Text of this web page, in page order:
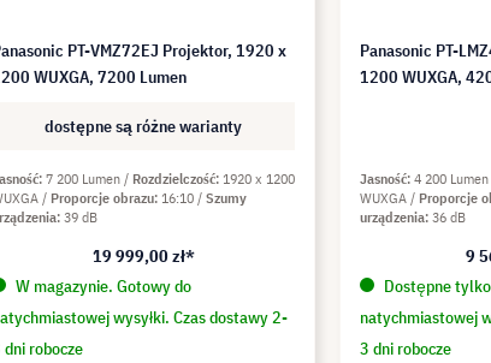
PT-VMZ72EJ Projektor, 1920 x
WUXGA, 7200 Lumen
dostępne są różne warianty
7 200 Lumen Rozdzielczość 1920 x 1200
Proporcje obrazu 16:10
Szumy
39 dB
19 999,00 zł*
W magazynie. Gotowy do
wysyłki. Czas dostawy 2-
dni robocze
Panasonic PT-
1200 WUXGA,
Jasność 4 200 Lumen
WUXGA
Proporcje
urządzenia 36 dB
9
Dostępne
natychmiastowej
3 dni robocze